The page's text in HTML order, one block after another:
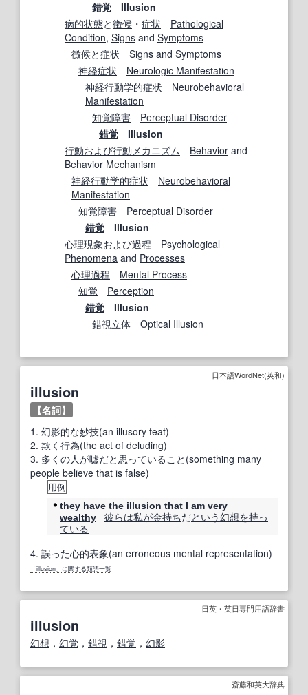
錯覚 Illusion
病的状態と徴候 ・ 症状
Pathological
Condition, Signs and Symptoms
徴候と症状
Signs and Symptoms
神経症状
Neurologic Manifestation
神経行動学的症状
Neurobehavioral
Manifestation
知覚障害
Perceptual Disorder
錯覚 Illusion
行動および行動メカニズム Behavior and
Behavior Mechanism
神経行動学的症状
Neurobehavioral
Manifestation
知覚障害
Perceptual Disorder
錯覚 Illusion
心理現象および過程
Psychological
Phenomena and Processes
心理過程
Mental Process
知覚
Perception
錯覚 Illusion
錯視立体 Optical Illusion
日本語WordNet(英和)
illusion
【名詞】
1. 幻影的な妙技(an illusory feat)
2. 欺く行為(the act of deluding)
3. 多くの人が嘘だと思っていること(something many
people believe that is false)
用例
they have the illusion that I am very
wealthy
彼らは私が金持ちだという幻想を持っ
ている
4. 誤った心的表象(an erroneous mental representation)
「illusion」に関する類語一覧
日英・英日専門用語辞書
illusion
幻想 ， 幻覚 ， 錯視 ， 錯覚 ， 幻影
斎藤和英大辞典